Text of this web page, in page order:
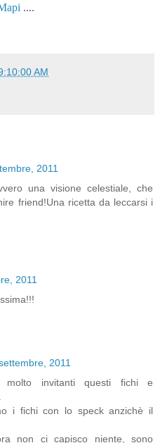
....
AM
2011
una visione celestiale, che
friend!Una ricetta da leccarsi i
2011
2011
molto invitanti questi fichi e
i fichi con lo speck anzichè il
non ci capisco niente, sono